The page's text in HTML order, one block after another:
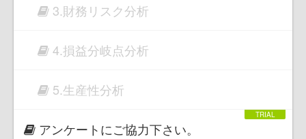
3.財務リスク分析
4.損益分岐点分析
5.生産性分析
アンケートにご協力下さい。